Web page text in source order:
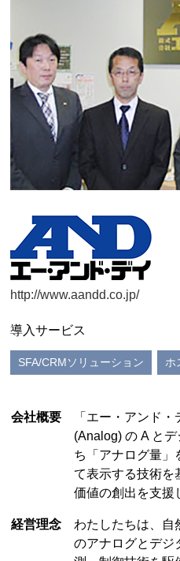
http://www.aandd.co.jp/
導入サービス
SFA/CRMソリューション ホ
会社概要
「エー・アンド
(Analog) の A と
ち「アナログ量」
て表示する技術を
価値の創出を支援
経営理念
わたしたちは、自
のアナログとデジ